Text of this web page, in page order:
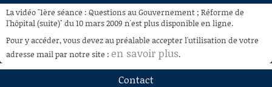
À LA DEMANDE
RECHERCHE
AIDE À LA DÉCOUPE
La vidéo "1ère séance : Questions au Gouvernement ; Réforme de
l'hôpital (suite)" du 10 mars 2009 n'est plus disponible en ligne.
Pour y accéder, vous devez au préalable accepter l'utilisation de votre
adresse mail par notre site : en savoir plus.
Contact